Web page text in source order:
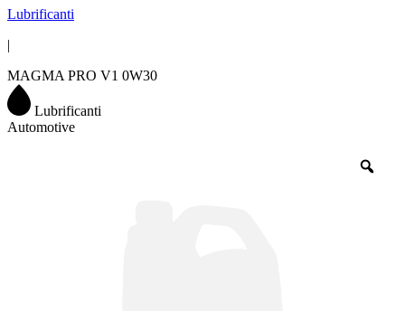
Lubrificanti
|
MAGMA PRO V1 0W30
Lubrificanti
Automotive